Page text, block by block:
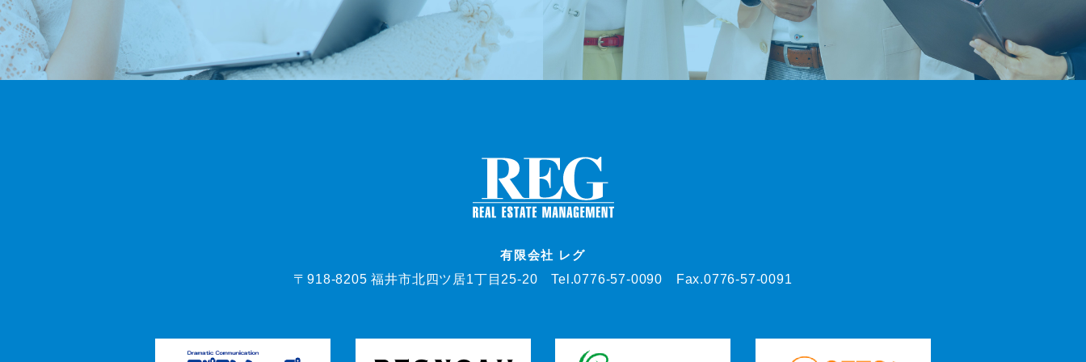
有限会社 レグ
〒918-8205 福井市北四ツ居1丁目25-20
Tel.0776-57-0090 Fax.0776-57-0091